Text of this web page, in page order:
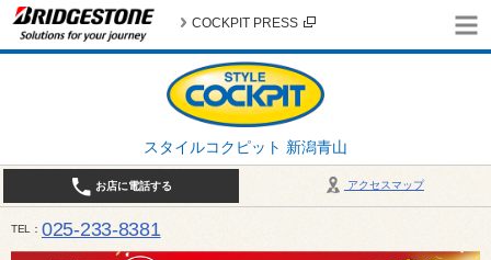
スタイルコクピット 新潟青山
COCKPIT PRESS
アクセスマップ
お店に電話する
TEL 025-233-8381
営業時間は10:00～18:30 作業、商談受付は10:00〜18:00です。 / 定休日：2026年 8月のお休み